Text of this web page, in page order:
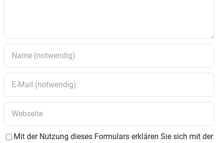
beschleunigten Verfahren gem. § 13a BauGB; Billigungs- und
3 Abs 2 BauGB und Beteiligung der Behörden nach § 4 Abs. 2
BauGB
Mit der Nutzung dieses Formulars erklären Sie sich mit der